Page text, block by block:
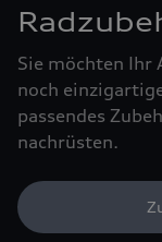
Sie möchten
noch
passendes
nachrüsten.